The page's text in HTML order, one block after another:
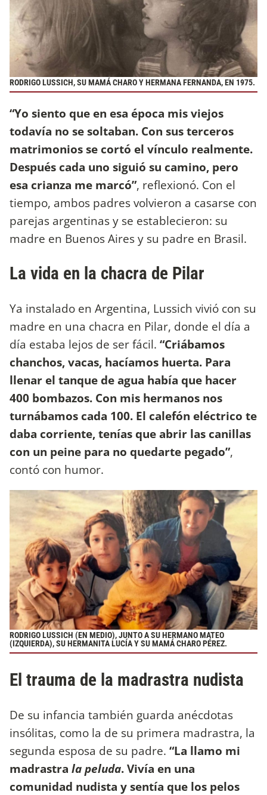
RODRIGO LUSSICH, SU MAMÁ CHARO Y HERMANA FERNANDA, EN 1975.
“Yo siento que en esa época mis viejos
todavía no se soltaban. Con sus terceros
matrimonios se cortó el vínculo realmente.
Después cada uno siguió su camino, pero
esa crianza me marcó”, reflexionó. Con el
tiempo, ambos padres volvieron a casarse con
parejas argentinas y se establecieron: su
madre en Buenos Aires y su padre en Brasil.
La vida en la chacra de Pilar
Ya instalado en Argentina, Lussich vivió con su
madre en una chacra en Pilar, donde el día a
día estaba lejos de ser fácil. “Criábamos
chanchos, vacas, hacíamos huerta. Para
llenar el tanque de agua había que hacer
400 bombazos. Con mis hermanos nos
turnábamos cada 100. El calefón eléctrico te
daba corriente, tenías que abrir las canillas
con un peine para no quedarte pegado”,
contó con humor.
RODRIGO LUSSICH (EN MEDIO), JUNTO A SU HERMANO MATEO
(IZQUIERDA), SU HERMANITA LUCÍA Y SU MAMÁ CHARO PÉREZ.
El trauma de la madrastra nudista
De su infancia también guarda anécdotas
insólitas, como la de su primera madrastra, la
segunda esposa de su padre. “La llamo mi
madrastra la peluda. Vivía en una
comunidad nudista y sentía que los pelos